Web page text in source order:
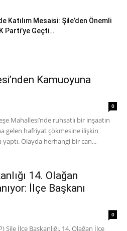
Katılım Mesaisi: Şile’den Önemli
Parti’ye Geçti…
Kamuoyuna
0
Mahallesi’nde ruhsatlı bir inşaatın
gelen hafriyat çökmesine ilişkin
yaptı. Olayda herhangi bir can...
14. Olağan
İlçe Başkanı
0
İlçe Başkanlığı, 14. Olağan İlçe